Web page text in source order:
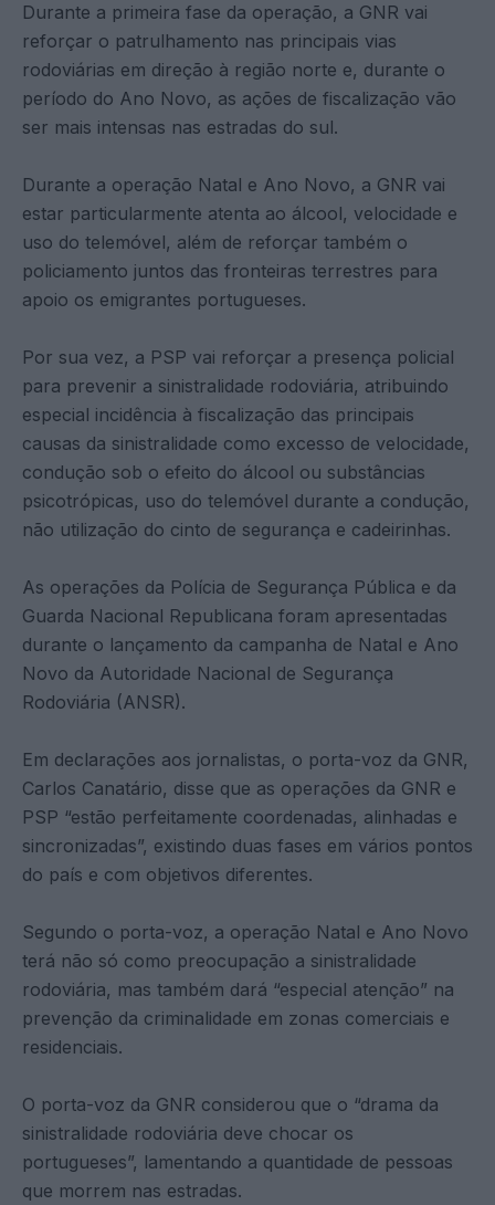
Durante a primeira fase da operação, a GNR vai
reforçar o patrulhamento nas principais vias
rodoviárias em direção à região norte e, durante o
período do Ano Novo, as ações de fiscalização vão
ser mais intensas nas estradas do sul.
Durante a operação Natal e Ano Novo, a GNR vai
estar particularmente atenta ao álcool, velocidade e
uso do telemóvel, além de reforçar também o
policiamento juntos das fronteiras terrestres para
apoio os emigrantes portugueses.
Por sua vez, a PSP vai reforçar a presença policial
para prevenir a sinistralidade rodoviária, atribuindo
especial incidência à fiscalização das principais
causas da sinistralidade como excesso de velocidade,
condução sob o efeito do álcool ou substâncias
psicotrópicas, uso do telemóvel durante a condução,
não utilização do cinto de segurança e cadeirinhas.
As operações da Polícia de Segurança Pública e da
Guarda Nacional Republicana foram apresentadas
durante o lançamento da campanha de Natal e Ano
Novo da Autoridade Nacional de Segurança
Rodoviária (ANSR).
Em declarações aos jornalistas, o porta-voz da GNR,
Carlos Canatário, disse que as operações da GNR e
PSP “estão perfeitamente coordenadas, alinhadas e
sincronizadas”, existindo duas fases em vários pontos
do país e com objetivos diferentes.
Segundo o porta-voz, a operação Natal e Ano Novo
terá não só como preocupação a sinistralidade
rodoviária, mas também dará “especial atenção” na
prevenção da criminalidade em zonas comerciais e
residenciais.
O porta-voz da GNR considerou que o “drama da
sinistralidade rodoviária deve chocar os
portugueses”, lamentando a quantidade de pessoas
que morrem nas estradas.